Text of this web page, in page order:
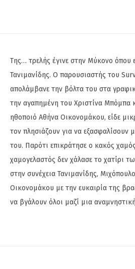
Της… τρελής έγινε στην Μύκονο όπου
Τανιμανίδης. Ο παρουσιαστής του
απολάμβανε την βόλτα του στα
την αγαπημένη του Χριστίνα Μπόμπα
ηθοποιό Αθήνα Οικονομάκου, είδε
τον πλησιάζουν για να εξασφαλίσουν
του. Παρότι επικράτησε ο κακός
χαμογελαστός δεν χάλασε το χατίρι
στην συνέχεια Τανιμανίδης,
Οικονομάκου με την ευκαιρία της
να βγάλουν όλοι μαζί μια